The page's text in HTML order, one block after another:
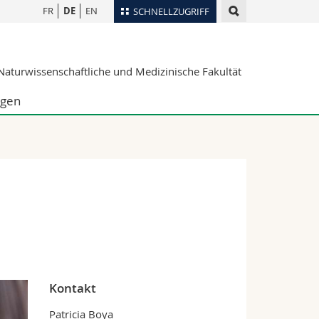
SCHNELLZUGRIFF
Ortsplan
Webmail
FR DE EN
und Medizinische Fakultät
Kontakt
Patricia Boya